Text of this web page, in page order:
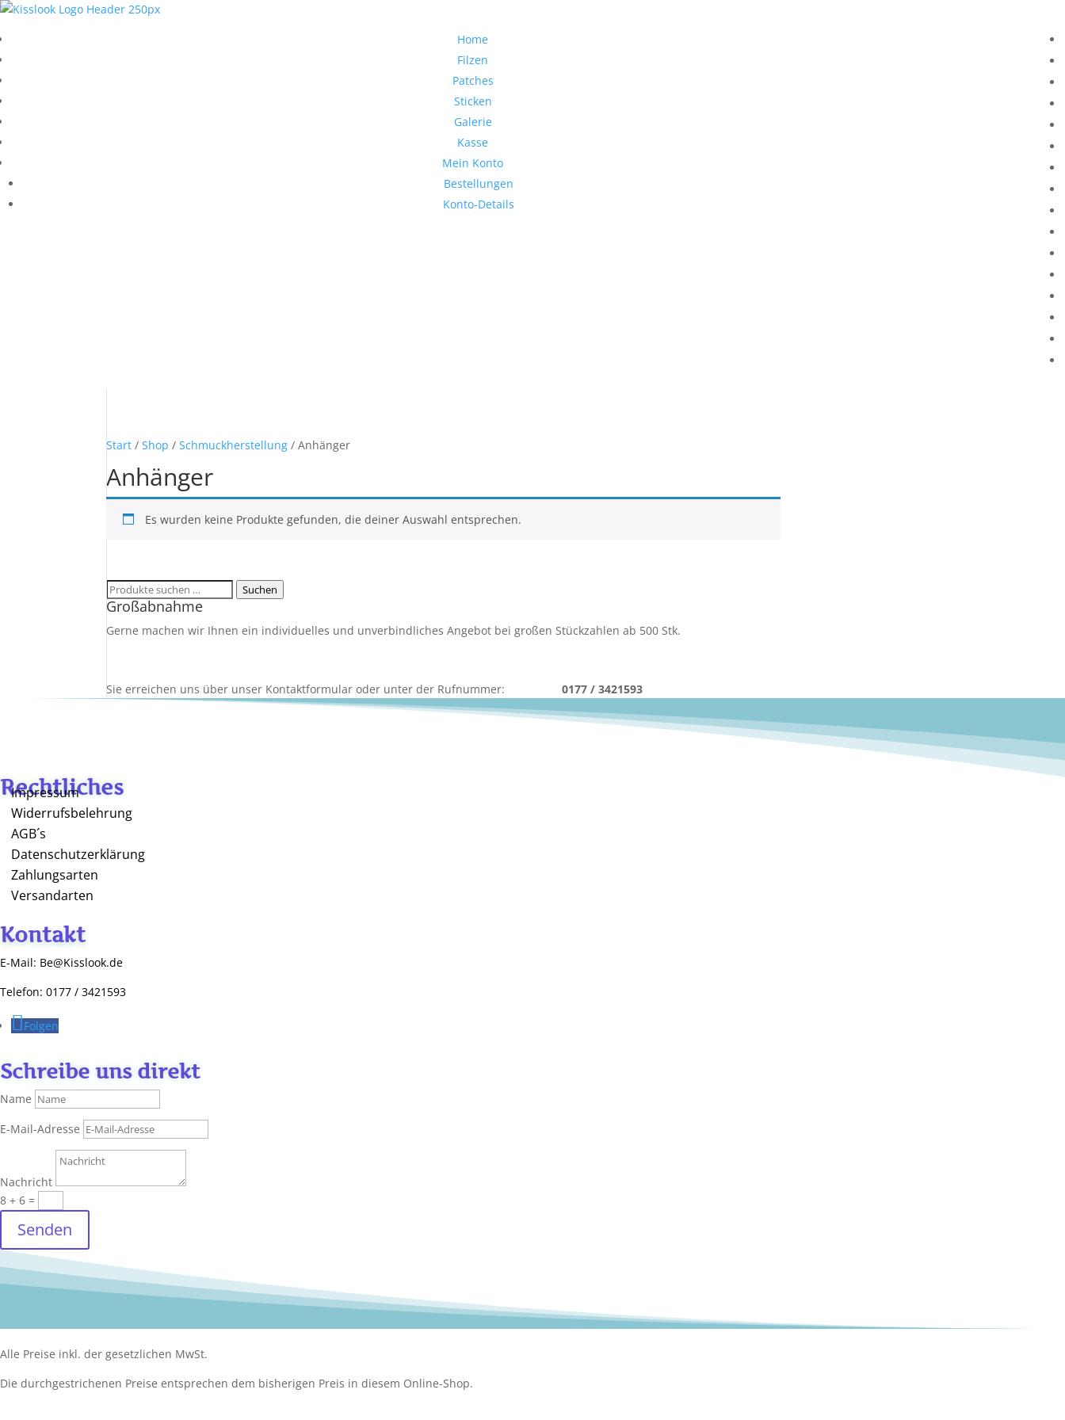
Home
Filzen
Patches
Sticken
Galerie
Kasse
Mein Konto
Bestellungen
Konto-Details
Start /Shop /Schmuckherstellung / Anhänger
Anhänger
Es wurden keine Produkte gefunden, die deiner Auswahl entsprechen.
Suchen
nach:
Suchen
Großabnahme
Gerne machen wir Ihnen ein individuelles und unverbindliches Angebot bei großen Stückzahlen ab 500 Stk.
Sie erreichen uns über unser Kontaktformular oder unter der Rufnummer:0177 / 3421593
Rechtliches
Impressum
Widerrufsbelehrung
AGB´s
Datenschutzerklärung
Zahlungsarten
Versandarten
Kontakt
E-Mail: Be@Kisslook.de
Telefon: 0177 / 3421593
Folgen
Schreibe uns direkt
Name
E-Mail-Adresse
Nachricht
8 + 6 =
Senden
Alle Preise inkl. der gesetzlichen MwSt.
Die durchgestrichenen Preise entsprechen dem bisherigen Preis in diesem Online-Shop.